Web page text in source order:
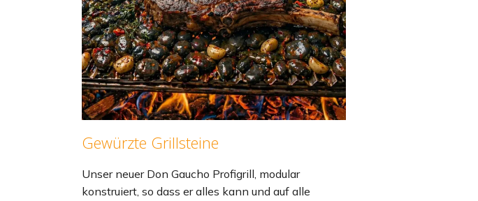
Gewürzte Grillsteine
Unser neuer Don Gaucho Profigrill, modular
konstruiert, so dass er alles kann und auf alle